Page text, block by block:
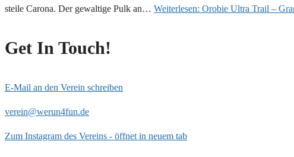
steile Carona. Der gewaltige Pulk an… Weiterlesen: Orobie Ultra Trail –
Get In Touch!
E-Mail an den Verein schreiben
verein@werun4fun.de
Zum Instagram des Vereins - öffnet in neuem tab